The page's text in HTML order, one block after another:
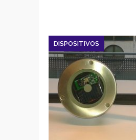
DISPOSITIVOS